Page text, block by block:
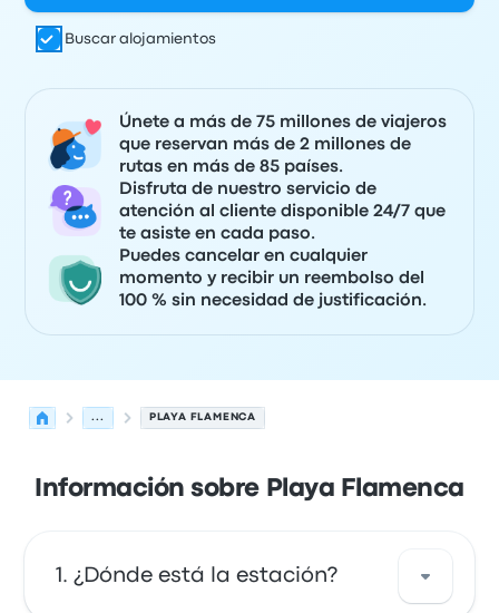
Buscar alojamientos
Únete a más de 75 millones de viajeros
que reservan más de 2 millones de
rutas en más de 85 países.
Disfruta de nuestro servicio de
atención al cliente disponible 24/7 que
te asiste en cada paso.
Puedes cancelar en cualquier
momento y recibir un reembolso del
100 % sin necesidad de justificación.
... PLAYA FLAMENCA
Información sobre Playa Flamenca
¿Dónde está la estación?